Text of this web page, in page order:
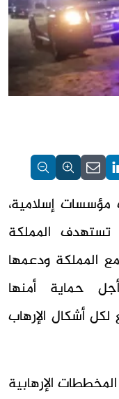
مؤسسات إسلامية،
تستهدف المملكة
المملكة ودعمها
حماية أمنها
لكل أشكال الإرهاب
الإرهابية